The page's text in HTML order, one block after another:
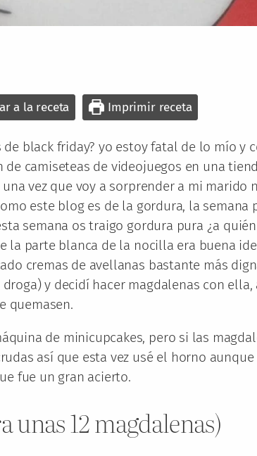
a la receta Imprimir receta
de black friday? yo estoy fatal de lo mío y
camiseteas de videojuegos en una
vez que voy a sorprender a mi marido
este blog es de la gordura, la semana
semana os traigo gordura pura ¿a
la parte blanca de la nocilla era buena
cremas de avellanas bastante más
y decidí hacer magdalenas con
quemasen.
de minicupcakes, pero si las
así que esta vez usé el horno
fue un gran acierto.
unas 12 magdalenas)